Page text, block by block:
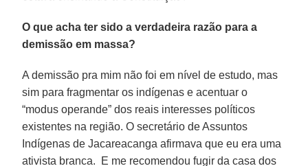
O que acha ter sido a verdadeira razão para a
demissão em massa?
A demissão pra mim não foi em nível de estudo, mas
sim para fragmentar os indígenas e acentuar o
“modus operande” dos reais interesses políticos
existentes na região. O secretário de Assuntos
Indígenas de Jacareacanga afirmava que eu era uma
ativista branca. E me recomendou fugir da casa dos